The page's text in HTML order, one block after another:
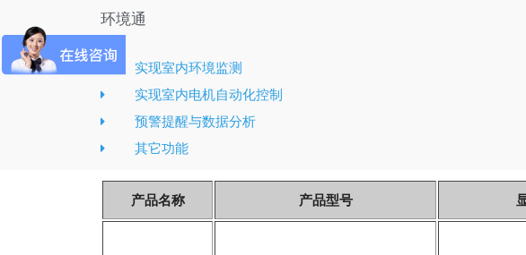
环境通
实现室内环境监测
实现室内电机自动化控制
预警提醒与数据分析
其它功能
产品名称 产品型号